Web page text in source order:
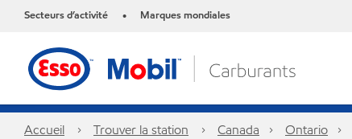
Secteurs d’activité • Marques mondiales
Accueil Trouver la station Canada Ontario